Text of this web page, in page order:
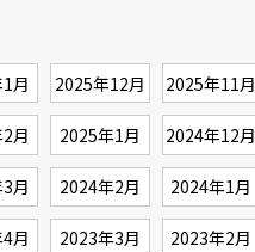
月 2025年12月 2025年11月
月 2025年1月 2024年12月
月 2024年2月 2024年1月
月 2023年3月 2023年2月